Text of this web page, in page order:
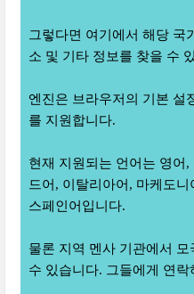
그렇다면 여기에서 해당 국
소 및 기타 정보를 찾을 수
엔진은 브라우저의 기본 설
를 지원합니다.
현재 지원되는 언어는 영어
드어, 이탈리아어, 마케도
스페인어입니다.
물론 지역 멘사 기관에서
수 있습니다. 그들에게 연